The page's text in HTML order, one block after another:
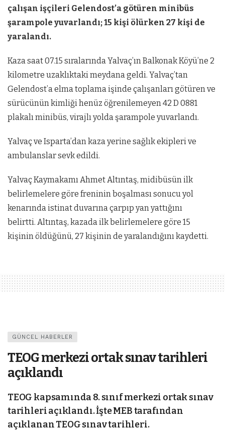
çalışan işçileri Gelendost’a götüren minibüs
şarampole yuvarlandı; 15 kişi ölürken 27 kişi de
yaralandı.
Kaza saat 07.15 sıralarında Yalvaç’ın Balkonak Köyü’ne 2
kilometre uzaklıktaki meydana geldi. Yalvaç’tan
Gelendost’a elma toplama işinde çalışanları götüren ve
sürücünün kimliği henüz öğrenilemeyen 42 D 0881
plakalı minibüs, virajlı yolda şarampole yuvarlandı.
Yalvaç ve Isparta’dan kaza yerine sağlık ekipleri ve
ambulanslar sevk edildi.
Yalvaç Kaymakamı Ahmet Altıntaş, midibüsün ilk
belirlemelere göre freninin boşalması sonucu yol
kenarında istinat duvarına çarpıp yan yattığını
belirtti. Altıntaş, kazada ilk belirlemelere göre 15
kişinin öldüğünü, 27 kişinin de yaralandığını kaydetti.
GÜNCEL HABERLER
TEOG merkezi ortak sınav tarihleri
açıklandı
TEOG kapsamında 8. sınıf merkezi ortak sınav
tarihleri açıklandı. İşte MEB tarafından
açıklanan TEOG sınav tarihleri.